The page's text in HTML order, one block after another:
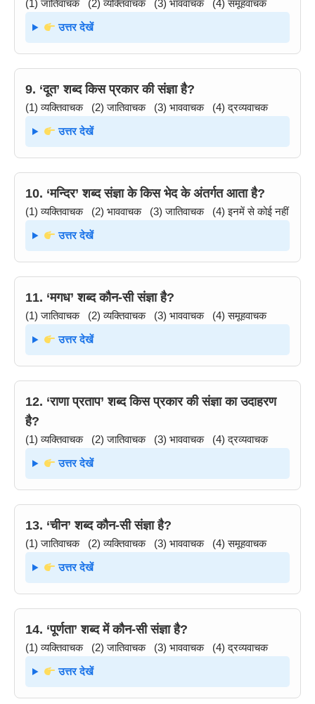
(1) जातिवाचक (2) व्यक्तिवाचक (3) भाववाचक (4) समूहवाचक
उत्तर देखें
9. ‘दूत’ शब्द किस प्रकार की संज्ञा है?
(1) व्यक्तिवाचक (2) जातिवाचक (3) भाववाचक (4) द्रव्यवाचक
उत्तर देखें
10. ‘मन्दिर’ शब्द संज्ञा के किस भेद के अंतर्गत आता है?
(1) व्यक्तिवाचक (2) भाववाचक (3) जातिवाचक (4) इनमें से कोई नहीं
उत्तर देखें
11. ‘मगध’ शब्द कौन-सी संज्ञा है?
(1) जातिवाचक (2) व्यक्तिवाचक (3) भाववाचक (4) समूहवाचक
उत्तर देखें
12. ‘राणा प्रताप’ शब्द किस प्रकार की संज्ञा का उदाहरण
है?
(1) व्यक्तिवाचक (2) जातिवाचक (3) भाववाचक (4) द्रव्यवाचक
उत्तर देखें
13. ‘चीन’ शब्द कौन-सी संज्ञा है?
(1) जातिवाचक (2) व्यक्तिवाचक (3) भाववाचक (4) समूहवाचक
उत्तर देखें
14. ‘पूर्णता’ शब्द में कौन-सी संज्ञा है?
(1) व्यक्तिवाचक (2) जातिवाचक (3) भाववाचक (4) द्रव्यवाचक
उत्तर देखें